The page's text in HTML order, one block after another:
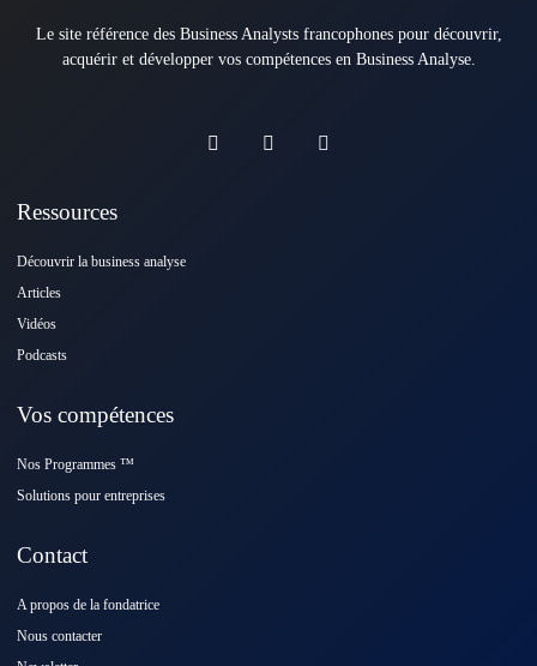
Le site référence des Business Analysts francophones pour découvrir,
acquérir et développer vos compétences en Business Analyse.
Ressources
Découvrir la business analyse
Articles
Vidéos
Podcasts
Vos compétences
Nos Programmes ™️
Solutions pour entreprises
Contact
A propos de la fondatrice
Nous contacter